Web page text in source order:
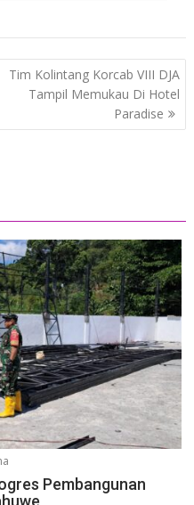
Tim Kolintang Korcab VIII DJA
Tampil Memukau Di Hotel
Paradise
Pembangunan